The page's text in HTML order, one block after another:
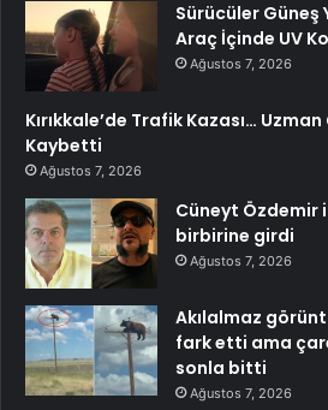
Sürücüler Güneş
Araç İçinde UV
Ağustos 7, 2026
Kırıkkale’de Trafik Kazası… Uzman
Kaybetti
Ağustos 7, 2026
Cüneyt Özdemir
birbirine girdi
Ağustos 7, 2026
Akılalmaz
fark etti ama
sonla bitti
Ağustos 7, 2026